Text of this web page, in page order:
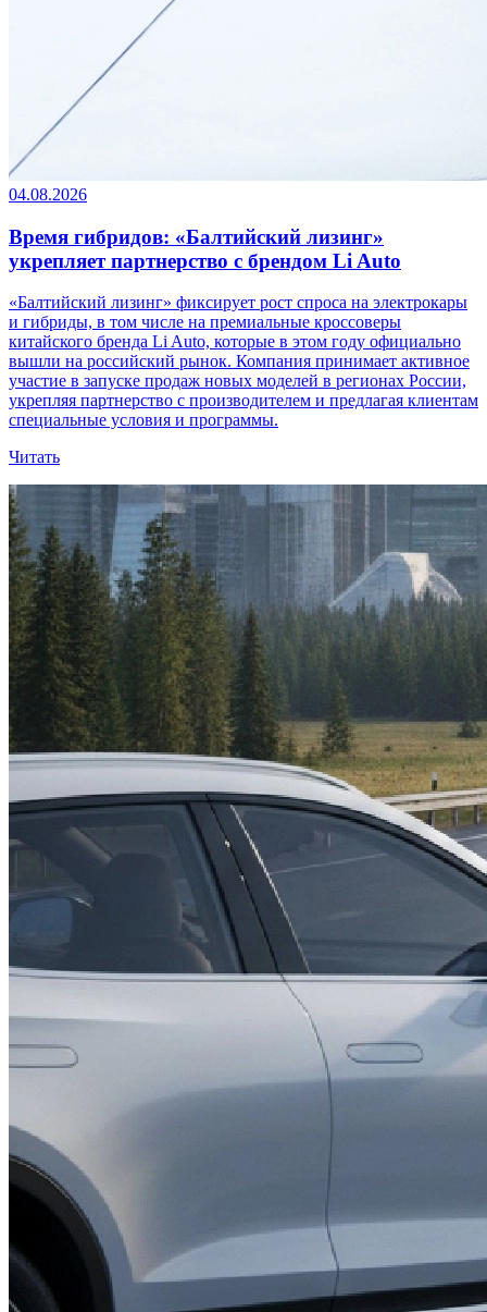
04.08.2026
Время гибридов: «Балтийский лизинг»
укрепляет партнерство с брендом Li Auto
«Балтийский лизинг» фиксирует рост спроса на электрокары
и гибриды, в том числе на премиальные кроссоверы
китайского бренда Li Auto, которые в этом году официально
вышли на российский рынок. Компания принимает активное
участие в запуске продаж новых моделей в регионах России,
укрепляя партнерство с производителем и предлагая клиентам
специальные условия и программы.
Читать